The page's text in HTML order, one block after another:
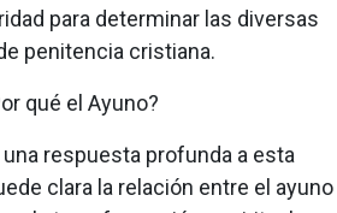
para determinar las diversas
penitencia cristiana.
qué el Ayuno?
respuesta profunda a esta
clara la relación entre el ayuno